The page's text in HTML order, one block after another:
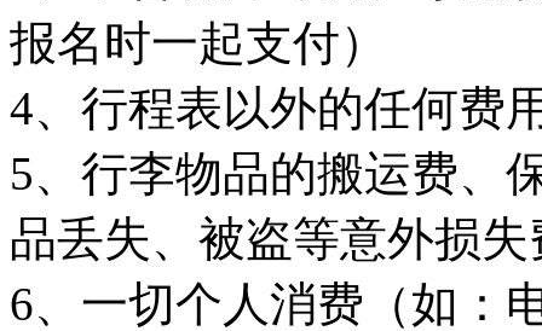
报名时一起支付）
4、行程表以外的任何费
5、行李物品的搬运费、
品丢失、被盗等意外损失
6、一切个人消费（如：